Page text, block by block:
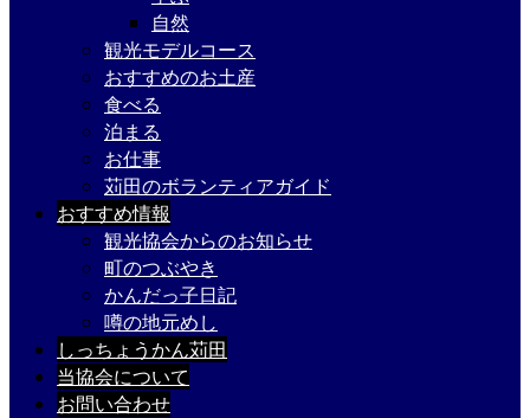
自然
観光モデルコース
おすすめのお土産
食べる
泊まる
お仕事
苅田のボランティアガイド
おすすめ情報
観光協会からのお知らせ
町のつぶやき
かんだっ子日記
噂の地元めし
しっちょうかん苅田
当協会について
お問い合わせ